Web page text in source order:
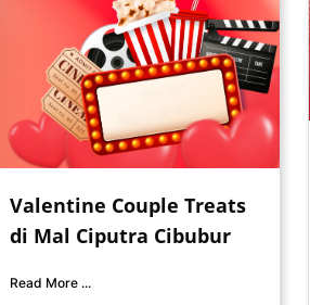
Valentine Couple Treats
di Mal Ciputra Cibubur
Read More ...